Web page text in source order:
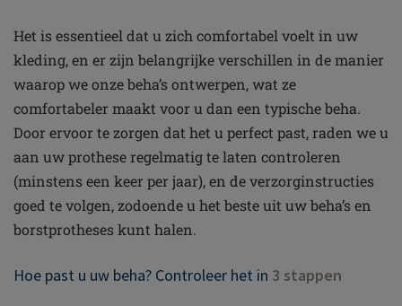
Het is essentieel dat u zich comfortabel voelt in uw
kleding, en er zijn belangrijke verschillen in de manier
waarop we onze beha’s ontwerpen, wat ze
comfortabeler maakt voor u dan een typische beha.
Door ervoor te zorgen dat het u perfect past, raden we u
aan uw prothese regelmatig te laten controleren
(minstens een keer per jaar), en de verzorginstructies
goed te volgen, zodoende u het beste uit uw beha’s en
borstprotheses kunt halen.
Hoe past u uw beha? Controleer het in 3 stappen